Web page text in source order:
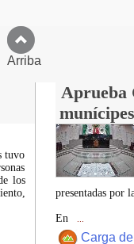
Arriba
Aprueba
tuvo
los
presentadas por
En
Carga